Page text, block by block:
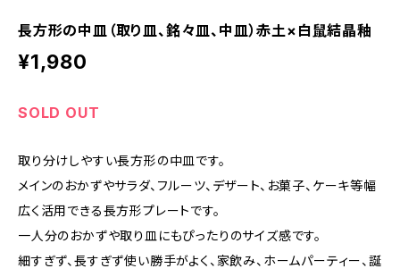
長方形の中皿（取り皿、銘々皿、中皿）赤土×白鼠結晶釉
¥1,980
SOLD OUT
取り分けしやすい長方形の中皿です。
メインのおかずやサラダ、フルーツ、デザート、お菓子、ケーキ等幅
広く活用できる長方形プレートです。
一人分のおかずや取り皿にもぴったりのサイズ感です。
細すぎず、長すぎず使い勝手がよく、家飲み、ホームパーティー、誕